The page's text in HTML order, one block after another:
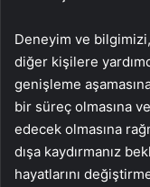
Deneyim ve
diğer kişilere
genişleme
bir süreç olmasına
edecek olmasına
dışa kaydırmanız
hayatlarını